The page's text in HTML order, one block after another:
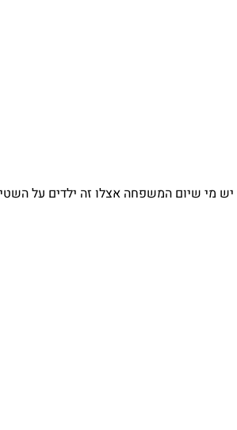
יש מי שיום המשפחה אצלו זה ילדים על